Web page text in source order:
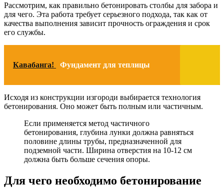
Рассмотрим, как правильно бетонировать столбы для забора и
для чего. Эта работа требует серьезного подхода, так как от
качества выполнения зависит прочность ограждения и срок
его службы.
Кавабанга! Фундамент для теплицы
Исходя из конструкции изгороди выбирается технология
бетонирования. Оно может быть полным или частичным.
Если применяется метод частичного
бетонирования, глубина лунки должна равняться
половине длины трубы, предназначенной для
подземной части. Ширина отверстия на 10-12 см
должна быть больше сечения опоры.
Для чего необходимо бетонирование